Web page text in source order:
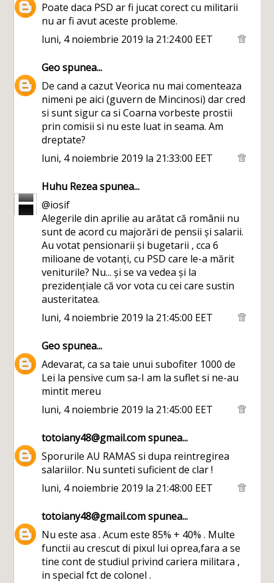
Poate daca PSD ar fi jucat corect cu militarii
nu ar fi avut aceste probleme.
luni, 4 noiembrie 2019 la 21:24:00 EET
Geospunea...
De cand a cazut Veorica nu mai comenteaza
nimeni pe aici (guvern de Mincinosi) dar cred
si sunt sigur ca si Coarna vorbeste prostii
prin comisii si nu este luat in seama. Am
dreptate?
luni, 4 noiembrie 2019 la 21:33:00 EET
Huhu Rezeaspunea...
@iosif
Alegerile din aprilie au arătat că românii nu
sunt de acord cu majorări de pensii și salarii.
Au votat pensionarii și bugetarii , cca 6
milioane de votanți, cu PSD care le-a mărit
veniturile? Nu... și se va vedea și la
prezidențiale că vor vota cu cei care sustin
austeritatea.
luni, 4 noiembrie 2019 la 21:45:00 EET
Geospunea...
Adevarat, ca sa taie unui subofiter 1000 de
Lei la pensive cum sa-I am la suflet si ne-au
mintit mereu
luni, 4 noiembrie 2019 la 21:45:00 EET
totoiany48@gmail.comspunea...
Sporurile AU RAMAS si dupa reintregirea
salariilor. Nu sunteti suficient de clar !
luni, 4 noiembrie 2019 la 21:48:00 EET
totoiany48@gmail.comspunea...
Nu este asa . Acum este 85% + 40% . Multe
functii au crescut di pixul lui oprea,fara a se
tine cont de studiul privind cariera militara ,
in special fct de colonel .